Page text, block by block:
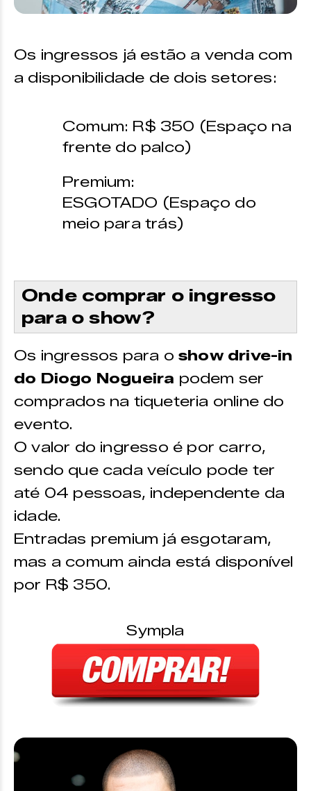
Os ingressos já estão a venda com
a disponibilidade de dois setores:
Comum: R$ 350 (Espaço na
frente do palco)
Premium:
ESGOTADO (Espaço do
meio para trás)
Onde comprar o ingresso
para o show?
Os ingressos para o show drive-in
do Diogo Nogueira podem ser
comprados na tiqueteria online do
evento.
O valor do ingresso é por carro,
sendo que cada veículo pode ter
até 04 pessoas, independente da
idade.
Entradas premium já esgotaram,
mas a comum ainda está disponível
por R$ 350.
Sympla